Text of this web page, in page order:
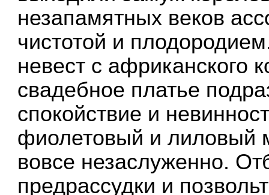
незапамятных веков
чистотой и
невест с африканского
свадебное платье
спокойствие и
фиолетовый и лиловый
вовсе незаслуженно.
предрассудки и